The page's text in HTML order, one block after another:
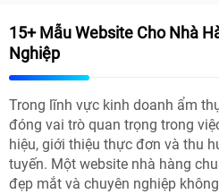
15+ Mẫu Website Cho Nhà
Nghiệp
Trong lĩnh vực kinh doanh ẩm
đóng vai trò quan trọng trong
hiệu, giới thiệu thực đơn và thu
tuyến. Một website nhà hàng
đẹp mắt và chuyên nghiệp